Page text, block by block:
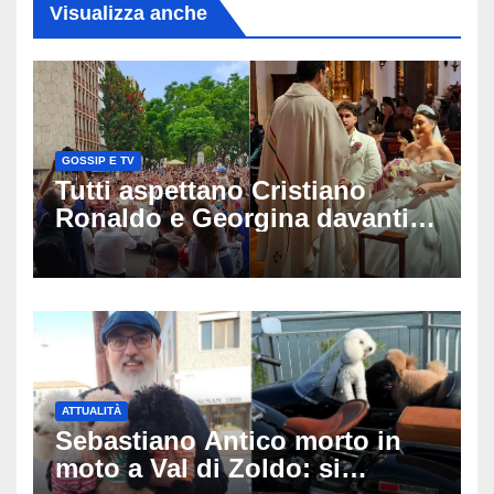
Visualizza anche
GOSSIP E TV
Tutti aspettano Cristiano
Ronaldo e Georgina davanti
alla cattedrale: ma il
matrimonio era di un’altra
ATTUALITÀ
Sebastiano Antico morto in
moto a Val di Zoldo: si